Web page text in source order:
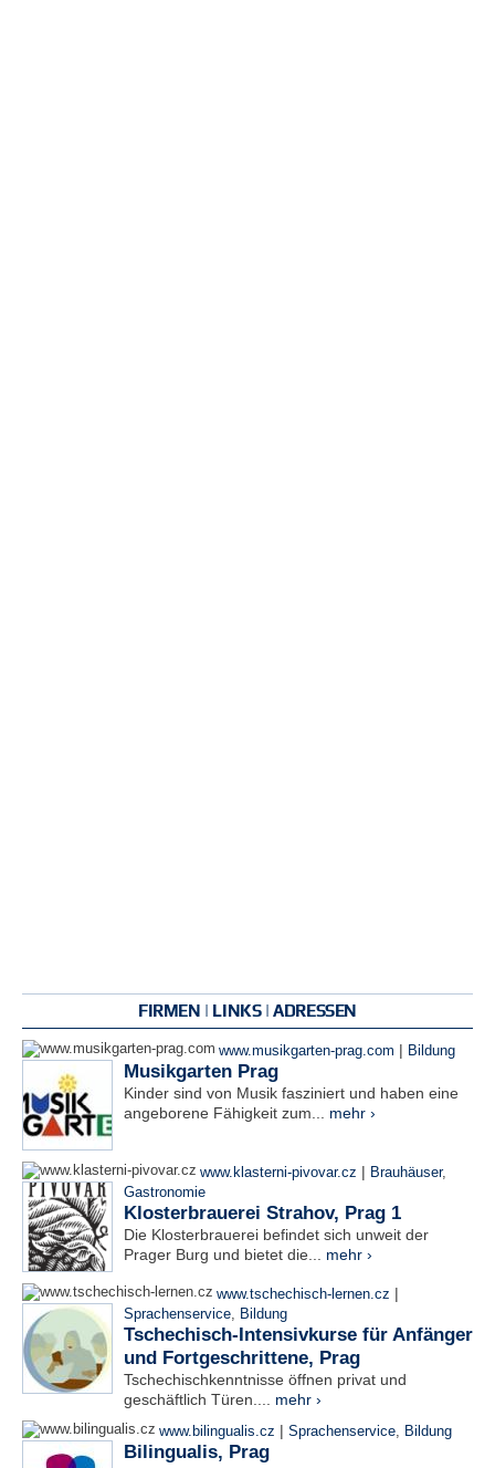
FIRMEN | LINKS | ADRESSEN
www.musikgarten-prag.com | Bildung
Musikgarten Prag
Kinder sind von Musik fasziniert und haben eine
angeborene Fähigkeit zum... mehr ›
www.klasterni-pivovar.cz | Brauhäuser,
Gastronomie
Klosterbrauerei Strahov, Prag 1
Die Klosterbrauerei befindet sich unweit der
Prager Burg und bietet die... mehr ›
www.tschechisch-lernen.cz |
Sprachenservice, Bildung
Tschechisch-Intensivkurse für Anfänger
und Fortgeschrittene, Prag
Tschechischkenntnisse öffnen privat und
geschäftlich Türen.... mehr ›
www.bilingualis.cz | Sprachenservice, Bildung
Bilingualis, Prag